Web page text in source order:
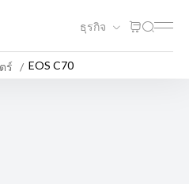
ธุรกิจ
ร์ EOS C70